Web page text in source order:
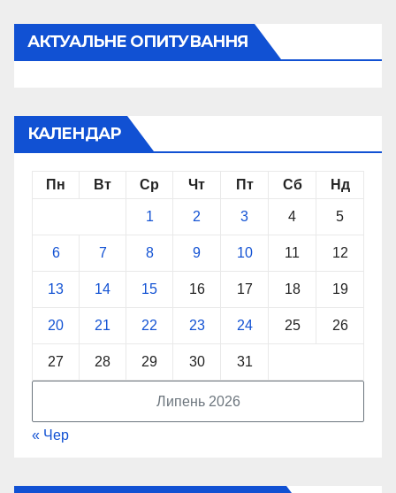
АКТУАЛЬНЕ ОПИТУВАННЯ
КАЛЕНДАР
Липень 2026
Пн Вт Ср Чт Пт Сб Нд
1 2 3 4 5
6 7 8 9 10 11 12
13 14 15 16 17 18 19
20 21 22 23 24 25 26
27 28 29 30 31
« Чер